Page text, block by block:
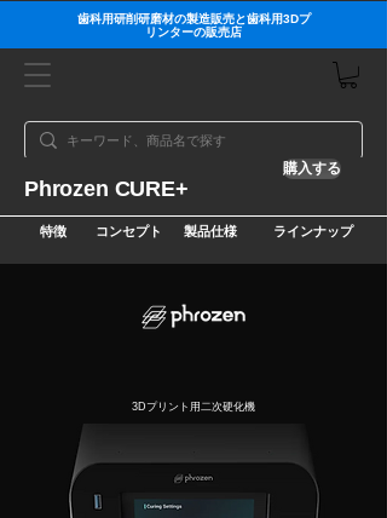
歯科用研削研磨材の製造販売と歯科用3Dプ
リンターの販売店
Phrozen CURE+
購入する
特徴 コンセプト 製品仕様 ラインナップ
3Dプリント用二次硬化機